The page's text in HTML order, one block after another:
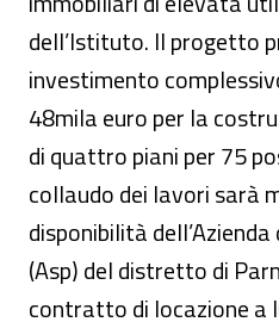
dell’Istituto. Il progetto
investimento
48mila euro per la
di quattro piani per 75
collaudo dei lavori sarà
disponibilità
(Asp) del distretto di
contratto di locazione a